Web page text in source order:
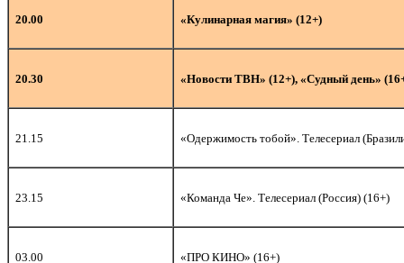
20.00 «Кулинарная магия» (12+)
20.30 «Новости ТВН» (12+), «Судный день»
21.15 «Одержимость тобой». Телесериал
23.15 «Команда Че». Телесериал (Россия) (16+)
03.00 «ПРО КИНО» (16+)